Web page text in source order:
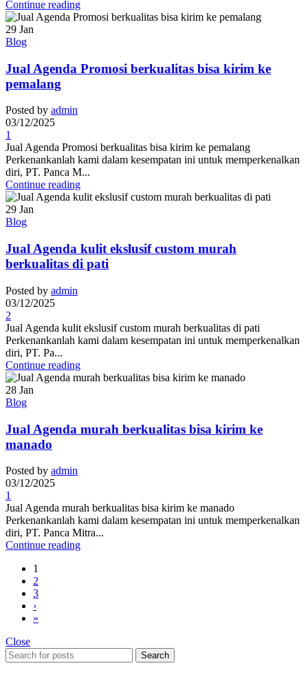
Continue reading
29 Jan
Blog
Jual Agenda Promosi berkualitas bisa kirim ke
pemalang
Posted by admin
03/12/2025
1
Jual Agenda Promosi berkualitas bisa kirim ke pemalang
Perkenankanlah kami dalam kesempatan ini untuk memperkenalkan
diri, PT. Panca M...
Continue reading
29 Jan
Blog
Jual Agenda kulit ekslusif custom murah
berkualitas di pati
Posted by admin
03/12/2025
2
Jual Agenda kulit ekslusif custom murah berkualitas di pati
Perkenankanlah kami dalam kesempatan ini untuk memperkenalkan
diri, PT. Pa...
Continue reading
28 Jan
Blog
Jual Agenda murah berkualitas bisa kirim ke
manado
Posted by admin
03/12/2025
1
Jual Agenda murah berkualitas bisa kirim ke manado
Perkenankanlah kami dalam kesempatan ini untuk memperkenalkan
diri, PT. Panca Mitra...
Continue reading
1
2
3
›
»
Close
Search